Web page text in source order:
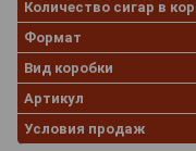
Количество сигар в
Формат
Вид коробки
Артикул
Условия продаж